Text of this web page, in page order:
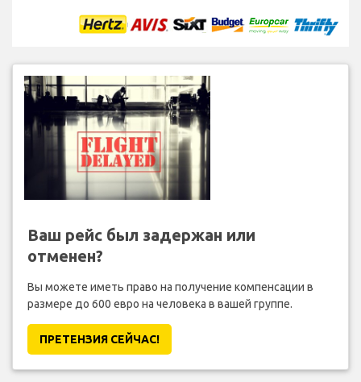
Ваш рейс был задержан или
отменен?
Вы можете иметь право на получение компенсации в
размере до 600 евро на человека в вашей группе.
ПРЕТЕНЗИЯ CЕЙЧАС!